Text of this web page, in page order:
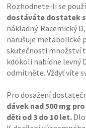
Rozhodnete-li se
dostáváte dostatek
nákladný. Racemický
narušuje metabolické
skutečnosti množství
kdokoli nabídne levný
odmítněte. Vždyť víte
Pro dosažení
dávek nad 500 mg
děti od 3 do 10 let.